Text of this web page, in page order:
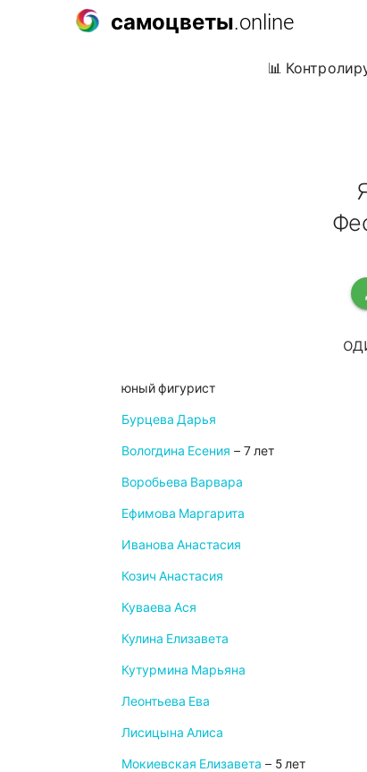
самоцветы.online
📊
юный фигурист
Бурцева Дарья
Вологдина Есения – 7 лет
Воробьева Варвара
Ефимова Маргарита
Иванова Анастасия
Козич Анастасия
Куваева Ася
Кулина Елизавета
Кутурмина Марьяна
Леонтьева Ева
Лисицына Алиса
Мокиевская Елизавета – 5 лет